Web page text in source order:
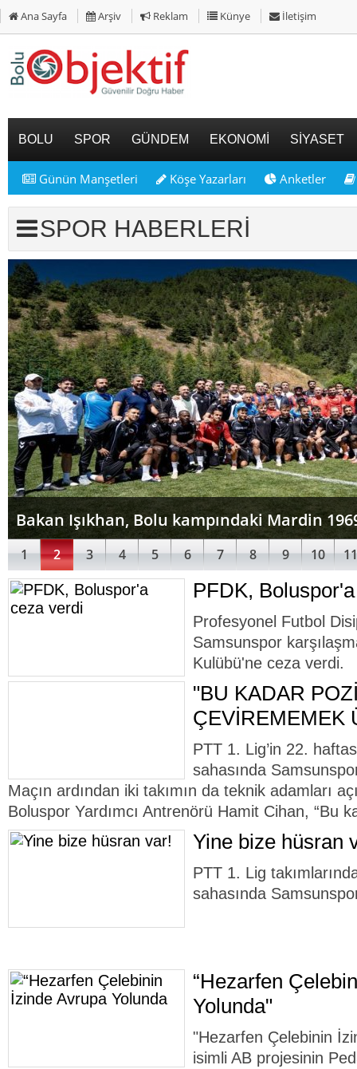
Ana Sayfa Arşiv Reklam Künye İletişim
BOLU SPOR GÜNDEM EKONOMİ SİYASET
Günün Manşetleri Köşe Yazarları Anketler
SPOR HABERLERİ
Bakan Işıkhan, Bolu kampındaki Mardin
1 2 3 4 5 6 7 8 9 10
PFDK,
Profesyonel Futbol
Samsunspor
Kulübü'ne ceza verdi.
"BU KADAR
ÇEVİREMEMEK
PTT 1. Lig’in 22.
sahasında
Maçın ardından iki takımın da teknik adamları
Boluspor Yardımcı Antrenörü Hamit Cihan, “Bu
Yine bize hüsran
PTT 1. Lig
sahasında
“Hezarfen
Yolunda"
"Hezarfen Çelebinin
isimli AB projesinin